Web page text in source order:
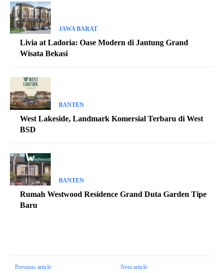
JAWA BARAT
Livia at Ladoria: Oase Modern di Jantung Grand
Wisata Bekasi
BANTEN
West Lakeside, Landmark Komersial Terbaru di West
BSD
BANTEN
Rumah Westwood Residence Grand Duta Garden Tipe
Baru
Previous article Next article